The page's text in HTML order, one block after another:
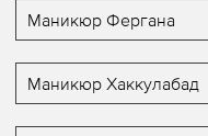
Маникюр Фергана
Маникюр Хаккулабад